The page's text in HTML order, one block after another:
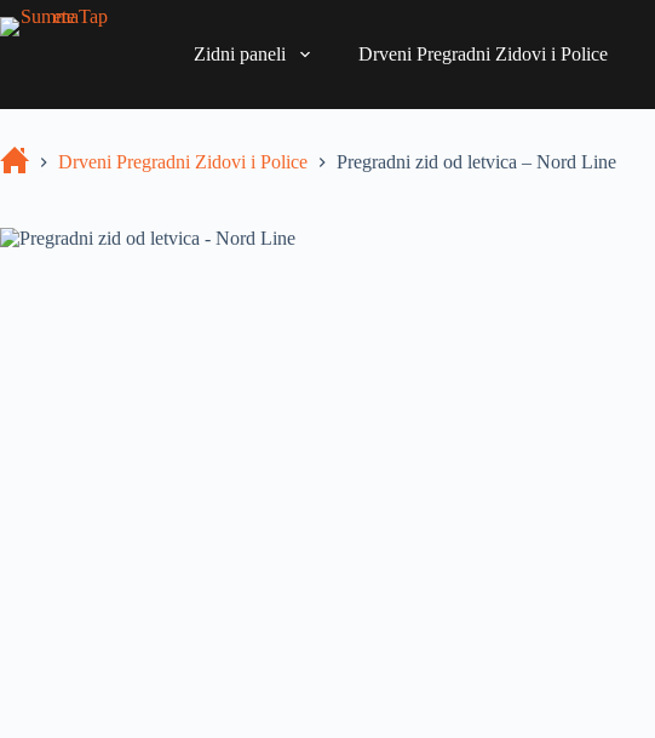
Zidni paneli Drveni Pregradni Zidovi i Police
Drveni Pregradni Zidovi i Police Pregradni zid od letvica – Nord Line